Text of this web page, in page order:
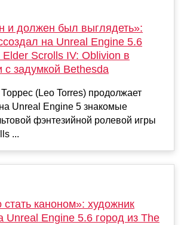
и должен был выглядеть»:
на Unreal Engine 5.6
Elder Scrolls IV: Oblivion в
с задумкой Bethesda
(Leo Torres) продолжает
Unreal Engine 5 знакомые
фэнтезийной ролевой игры
...
каноном»: художник
Unreal Engine 5.6 город из The